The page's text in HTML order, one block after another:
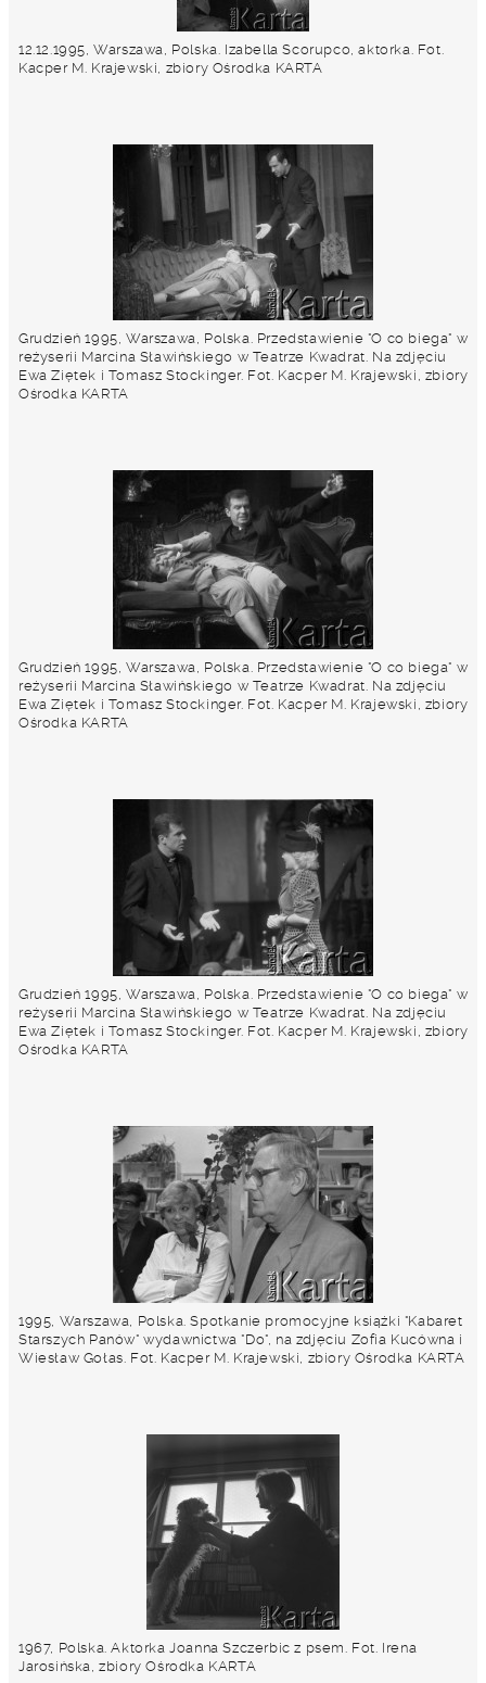
12.12.1995, Warszawa, Polska. Izabella Scorupco, aktorka. Fot.
Kacper M. Krajewski, zbiory Ośrodka KARTA
Grudzień 1995, Warszawa, Polska. Przedstawienie "O co biega" w
reżyserii Marcina Sławińskiego w Teatrze Kwadrat. Na zdjęciu
Ewa Ziętek i Tomasz Stockinger. Fot. Kacper M. Krajewski, zbiory
Ośrodka KARTA
Grudzień 1995, Warszawa, Polska. Przedstawienie "O co biega" w
reżyserii Marcina Sławińskiego w Teatrze Kwadrat. Na zdjęciu
Ewa Ziętek i Tomasz Stockinger. Fot. Kacper M. Krajewski, zbiory
Ośrodka KARTA
Grudzień 1995, Warszawa, Polska. Przedstawienie "O co biega" w
reżyserii Marcina Sławińskiego w Teatrze Kwadrat. Na zdjęciu
Ewa Ziętek i Tomasz Stockinger. Fot. Kacper M. Krajewski, zbiory
Ośrodka KARTA
1995, Warszawa, Polska. Spotkanie promocyjne książki "Kabaret
Starszych Panów" wydawnictwa "Do", na zdjęciu Zofia Kucówna i
Wiesław Gołas. Fot. Kacper M. Krajewski, zbiory Ośrodka KARTA
1967, Polska. Aktorka Joanna Szczerbic z psem. Fot. Irena
Jarosińska, zbiory Ośrodka KARTA